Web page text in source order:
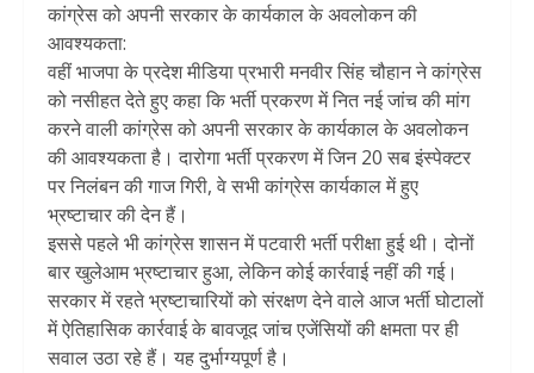
कांग्रेस को अपनी सरकार के कार्यकाल के अवलोकन की
आवश्यकता:
वहीं भाजपा के प्रदेश मीडिया प्रभारी मनवीर सिंह चौहान ने कांग्रेस
को नसीहत देते हुए कहा कि भर्ती प्रकरण में नित नई जांच की मांग
करने वाली कांग्रेस को अपनी सरकार के कार्यकाल के अवलोकन
की आवश्यकता है। दारोगा भर्ती प्रकरण में जिन 20 सब इंस्पेक्टर
पर निलंबन की गाज गिरी, वे सभी कांग्रेस कार्यकाल में हुए
भ्रष्टाचार की देन हैं।
इससे पहले भी कांग्रेस शासन में पटवारी भर्ती परीक्षा हुई थी। दोनों
बार खुलेआम भ्रष्टाचार हुआ, लेकिन कोई कार्रवाई नहीं की गई।
सरकार में रहते भ्रष्टाचारियों को संरक्षण देने वाले आज भर्ती घोटालों
में ऐतिहासिक कार्रवाई के बावजूद जांच एजेंसियों की क्षमता पर ही
सवाल उठा रहे हैं। यह दुर्भाग्यपूर्ण है।